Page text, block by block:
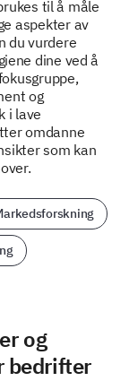
til å måle
aspekter av
du vurdere
dine ved å
og
i lave
omdanne
som kan
og
bedrifter